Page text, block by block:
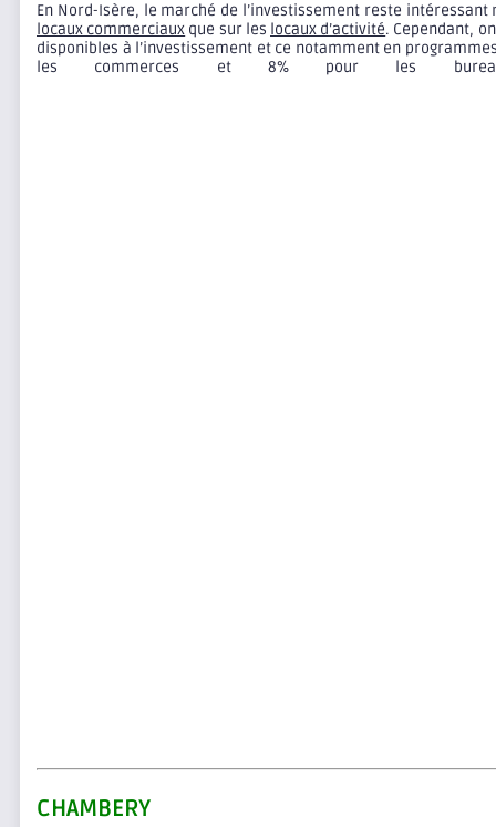
En Nord-Isère, le marché de l’investissement reste
locaux commerciaux que sur les locaux d’activité. Cependant,
disponibles à l’investissement et ce notamment en
les commerces et 8% pour les
CHAMBERY